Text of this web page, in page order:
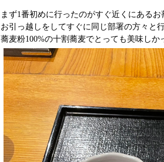
まず1番初めに行ったのがすぐ近くにある
お引っ越しをしてすぐに同じ部署の方々と
蕎麦粉100%の十割蕎麦でとっても美味し